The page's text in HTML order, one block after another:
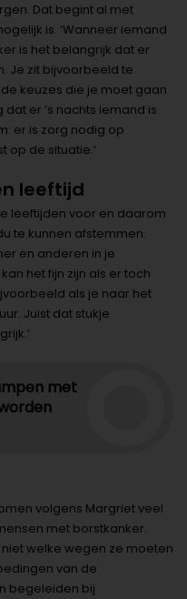
Dat begint al met
is. ‘Wanneer iemand
is het belangrijk dat er
Je zit bijvoorbeeld te
keuzes die je moet gaan
er ‘s nachts iemand is
er is zorg nodig op
de situatie.’
leeftijd
leeftijden voor en daarom
te kunnen afstemmen.
en anderen in je
het fijn zijn als er toch
als je naar het
Juist dat stukje
met
volgens Margriet veel
met borstkanker.
welke wegen ze moeten
van de
begeleiden bij